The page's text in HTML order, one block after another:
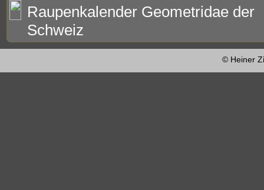
Raupenkalender Geometridae der
Schweiz
© Heiner